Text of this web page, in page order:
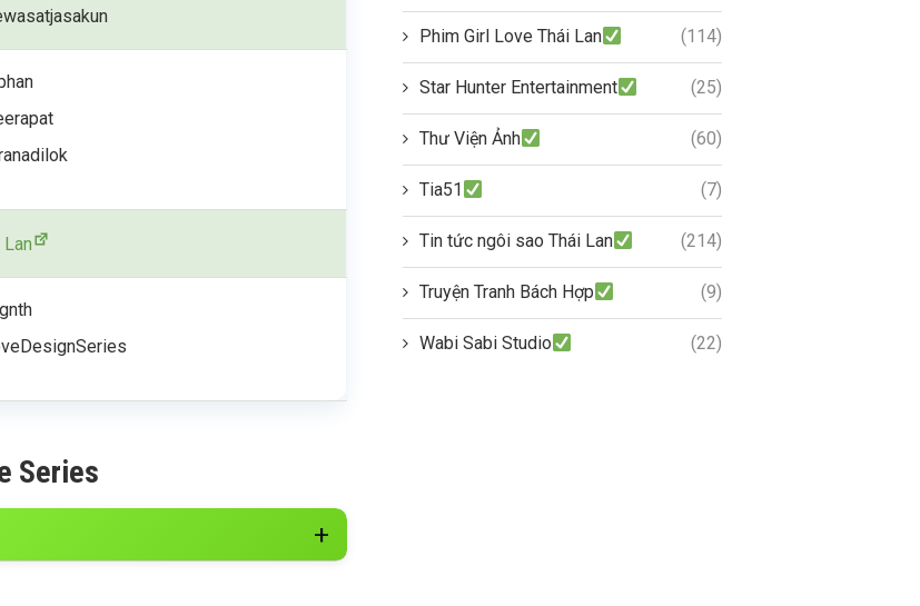
Series
Phim Girl Love Thái Lan (114)
Star Hunter Entertainment (25)
Thư Viện Ảnh (60)
Tia51 (7)
Tin tức ngôi sao Thái Lan (214)
Truyện Tranh Bách Hợp (9)
Wabi Sabi Studio (22)